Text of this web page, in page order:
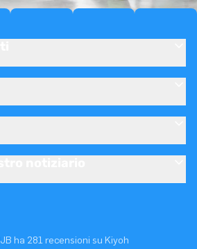
JB ha 281 recensioni su Kiyoh